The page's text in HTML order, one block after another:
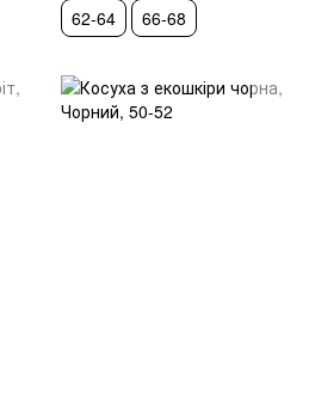
62-64
66-68